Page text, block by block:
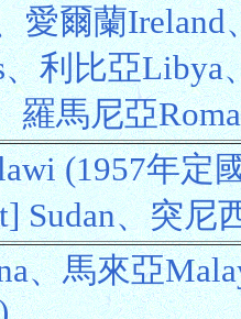
愛爾蘭
利比亞Libya
羅馬尼亞
(1957年定
Sudan、突尼
、馬來亞